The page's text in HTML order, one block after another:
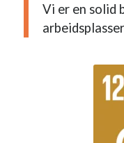
Vi er en solid